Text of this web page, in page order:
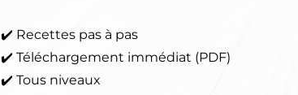
✔️ Recettes pas à pas
✔️ Téléchargement immédiat (PDF)
✔️ Tous niveaux